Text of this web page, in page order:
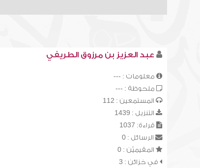
عبد العزيز بن مرزوق الطريفي
معلومات : ---
ملحوظة : ---
المستمعين : 112
التنزيل : 1439
قراءة: 1037
الرسائل : 0
المقيميّن : 0
في خزائن : 3